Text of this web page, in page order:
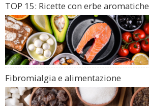
TOP 15: Ricette con erbe aromatiche
Fibromialgia e alimentazione